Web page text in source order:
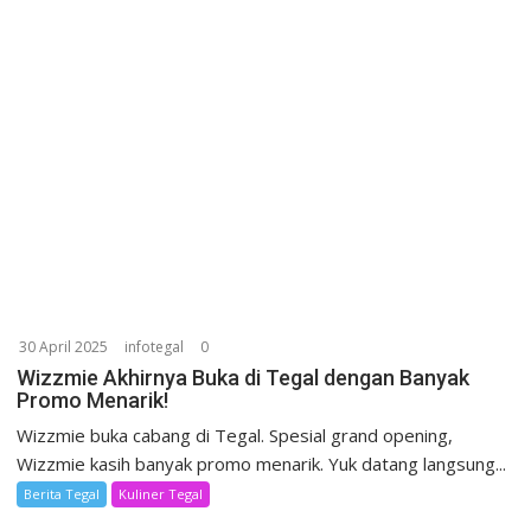
30 April 2025 infotegal 0
Wizzmie Akhirnya Buka di Tegal dengan Banyak
Promo Menarik!
Wizzmie buka cabang di Tegal. Spesial grand opening,
Wizzmie kasih banyak promo menarik. Yuk datang langsung...
Berita Tegal Kuliner Tegal